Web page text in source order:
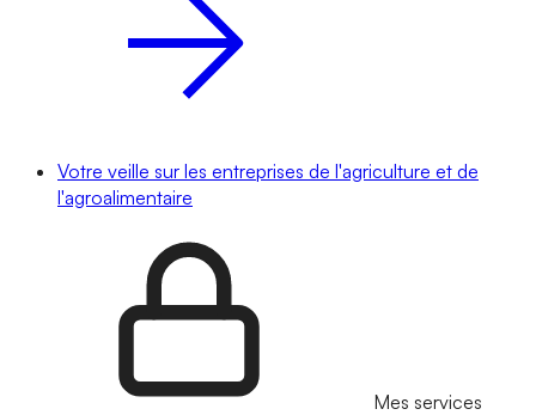
Votre veille sur les entreprises de l'agriculture et de
l'agroalimentaire
Mes services